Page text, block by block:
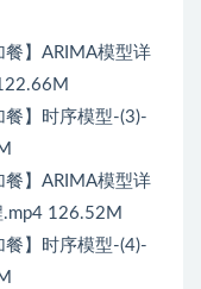
】ARIMA模型详
】时序模型-(3)-
】ARIMA模型详
.mp4 126.52M
】时序模型-(4)-